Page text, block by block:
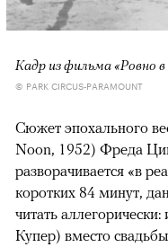
Кадр из фильма «Ровно в
© PARK CIRCUS-PARAMOUNT
Сюжет эпохального
Noon, 1952) Фреда
разворачивается «в
коротких 84 минут,
читать
Купер) вместо